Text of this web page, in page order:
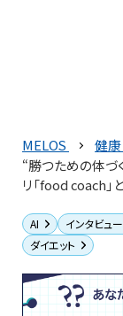
MELOS
健康
“勝つための体づ
リ「food coach」
AI インタビュー
ダイエット